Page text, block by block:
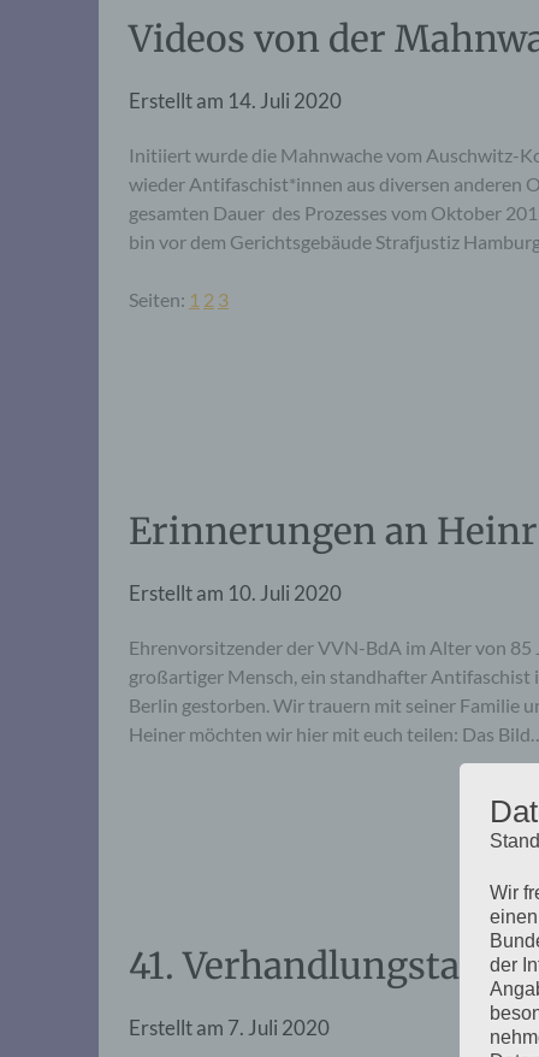
Videos von der
Erstellt am 14. Juli 2020
Initiiert wurde die Mahnwache vom Auschwitz-
wieder Antifaschist*innen aus diversen anderen
gesamten Dauer des Prozesses vom Oktober
bin vor dem Gerichtsgebäude Strafjustiz
Seiten: 1 2 3
Erinnerungen an
Erstellt am 10. Juli 2020
Ehrenvorsitzender der VVN-BdA im Alter von
großartiger Mensch, ein standhafter Antifaschist
Berlin gestorben. Wir trauern mit seiner Familie
Heiner möchten wir hier mit euch teilen: Das
41. Verhandlungstag,
Erstellt am 7. Juli 2020
Wir
der